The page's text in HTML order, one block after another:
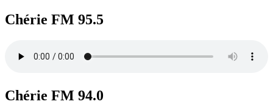
Chérie FM 95.5
Chérie FM 94.0